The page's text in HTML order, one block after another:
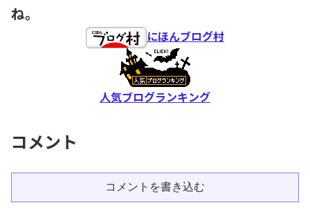
ね。
にほんブログ村
人気ブログランキング
コメント
コメントを書き込む